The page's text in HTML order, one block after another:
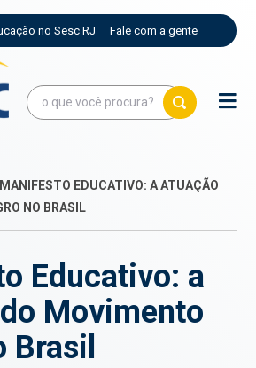
no Sesc RJ Fale com a gente
MANIFESTO EDUCATIVO: A ATUAÇÃO
NO BRASIL
Educativo: a
Movimento
Brasil